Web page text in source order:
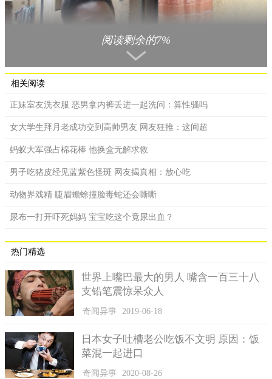
这名妇人在40岁那年摘除子宫，医生要她别再生了。
生了这么多孩子，娜芭坦姬也曾到医院求助医生。但检查后
子宫。
子中，有6个不幸夭折，仍有38个孩子活着。只是因为人口太多，
间狭小房子内，屋顶是铁皮。
娜芭坦姬表示，现在主要是大的带小的，每个孩子也都要学
做家事，平均1天就得吃掉25公斤的面粉。她的23岁长子伊凡
(Ivan Kibuka)，更得被迫辍学赚钱来分担家计。据世界银行统
计，全球家庭平均孩子的生育数是2.4位，但在乌干达却平均生育
5.6位，这在非洲排名第二。
阅读剩余的7%
相关阅读
正妹室友洗衣服 恶男拿内裤丢进一起洗问：算性骚吗
女大学生拜月老成功交到高帅男友 网友狂推：这间超
蚂蚁大军强占棉花棒 他换盒无解求救
男子吃猪皮经见蓝紫色怪斑 网友揭真相：放心吃
动物界戏精 睫眉蟾蜍撞脸毒蛇还会嘶嘶
尿布一打开吓死妈妈 宝宝吃这个竟尿出血？
热门精选
世界上嘴巴最大的男人 嘴含一百三十八
支铅笔震惊呆众人
奇闻异事 2019-06-18
日本女子吐槽老公吃饭不文明 原因：饭
菜混一起进口
奇闻异事 2020-08-26